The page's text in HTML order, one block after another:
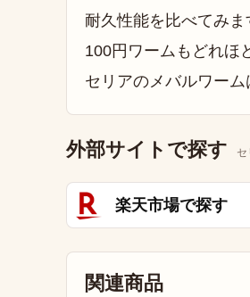
耐久性能を比べてみま
100円ワームもどれほ
セリアのメバルワー
外部サイトで探す セ
楽天市場で探す
関連商品